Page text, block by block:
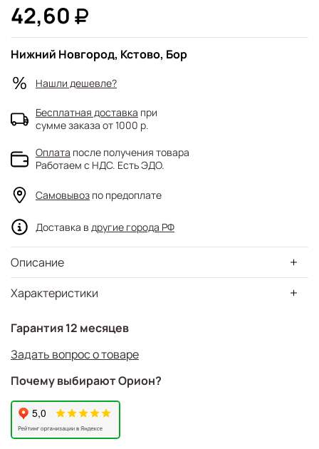
Характеристики
Описание
Гарантия 12 месяцев
Задать вопрос о товаре
Почему выбирают Орион?
42,60
Нижний Новгород, Кстово, Бор
Нашли дешевле?
Бесплатная доставка при
сумме заказа от 1000 р.
Оплата после получения товара
Работаем с НДС. Есть ЭДО.
Самовывоз по предоплате
Доставка в другие города РФ